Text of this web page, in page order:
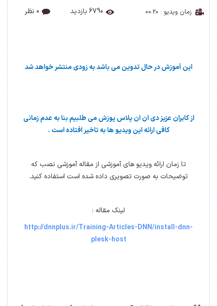
زمان ویدیو : 00:20
این آموزش در حال تدوین می باشد به زودی منتشر خواهد شد
از کابران عزیز دی ان ان پلاس پوزش می طلبیم بنا به عدم زمانی
کافی ارائه این ویدیو ها به تاخیر افتاده است .
تا زمان ارائه ویدیو های آموزشی از مقاله آموزشی نصب که
توضیحات به صورت تصویری داده شده است استفاده کنید.
لینک مقاله :
http://dnnplus.ir/Training-Articles-DNN/install-dnn-
plesk-host